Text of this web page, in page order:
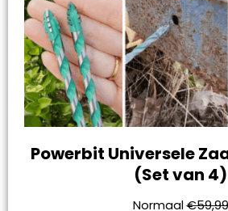
Powerbit Universele
(Set van 4)
Normaal€59,99